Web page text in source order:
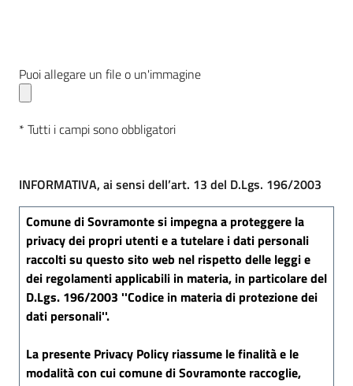
Puoi allegare un file o un'immagine
* Tutti i campi sono obbligatori
INFORMATIVA, ai sensi dell’art. 13 del D.Lgs. 196/2003